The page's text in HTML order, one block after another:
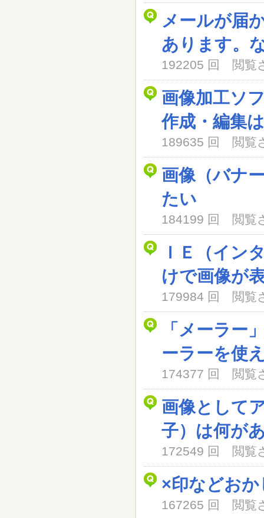
メールが届
あります。
192205 回 閲覧
画像加工ソ
作成・編集
189635 回 閲覧
画像（バナ
たい
184199 回 閲覧
ＩＥ（イン
けで画像が
179984 回 閲覧
「メーラー
ーラーを使
174377 回 閲覧
画像として
子）は何が
172549 回 閲覧
×印などお
167265 回 閲覧